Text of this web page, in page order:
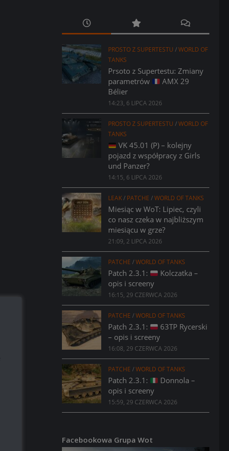
PROSTO Z SUPERTESTU /WORLD OF
TANKS
Prsoto z Supertestu: Zmiany
parametrów
AMX 29
Bélier
14:23, 6 LIPCA 2026
PROSTO Z SUPERTESTU /WORLD OF
TANKS
VK 45.01 (P) – kolejny
pojazd z współpracy z Girls
und Panzer?
14:15, 6 LIPCA 2026
LEAK/ PATCHE /WORLD OF TANKS
Miesiąc w WoT: Lipiec, czyli
co nasz czeka w najbliższym
miesiącu w grze?
21:09, 2 LIPCA 2026
PATCHE /WORLD OF TANKS
Patch 2.3.1:
Kolczatka –
opis i screeny
16:15, 29 CZERWCA 2026
PATCHE /WORLD OF TANKS
Patch 2.3.1:
63TP Rycerski
– opis i screeny
16:08, 29 CZERWCA 2026
PATCHE /WORLD OF TANKS
Patch 2.3.1:
Donnola –
opis i screeny
15:59, 29 CZERWCA 2026
Facebookowa Grupa Wot